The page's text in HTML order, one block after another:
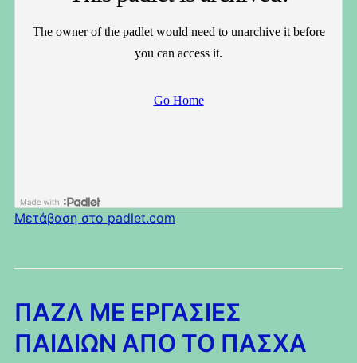
Μετάβαση στο padlet.com
ΠΑΖΛ ΜΕ ΕΡΓΑΣΙΕΣ
ΠΑΙΔΙΩΝ ΑΠΟ ΤΟ ΠΑΣΧΑ